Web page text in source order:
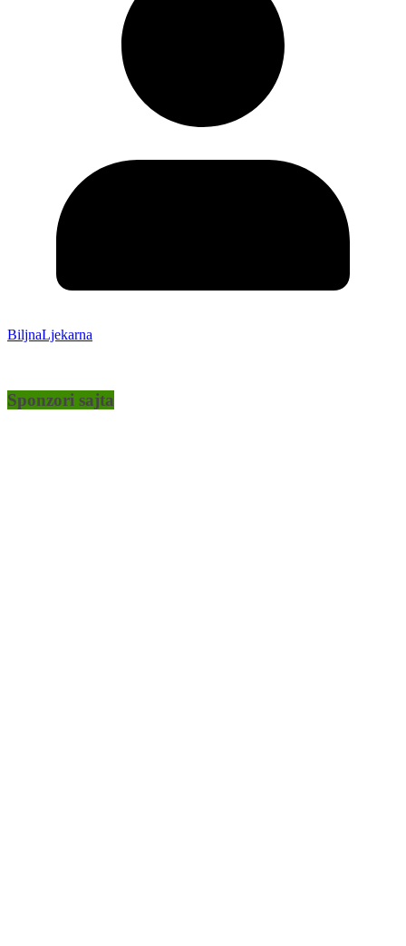
BiljnaLjekarna
Sponzori sajta